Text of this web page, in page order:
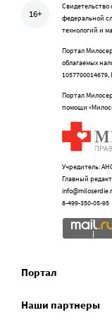
16+
федеральной
технологий и
Портал
облагаемых
Портал
помощи
Учредитель:
Главный
8-499-350-05-95
Портал
Наши партнеры